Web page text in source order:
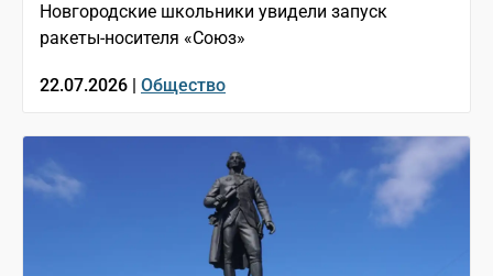
Новгородские школьники увидели запуск
ракеты-носителя «Союз»
22.07.2026 | Общество